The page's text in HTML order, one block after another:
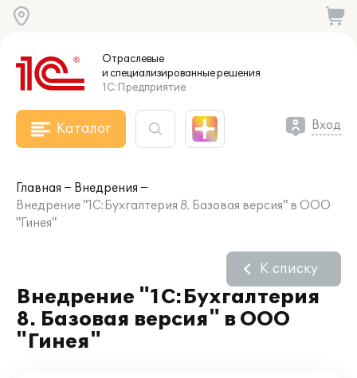
Отраслевые
и специализированныерешения
1С:Предприятие
Каталог Вход
Главная
Внедрения
Внедрение "1С:Бухгалтерия 8. Базовая версия" в ООО
"Гинея"
Внедрение "1С:Бухгалтерия
8. Базовая версия" в ООО
"Гинея"
К списку